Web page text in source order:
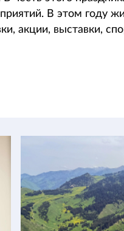
В этом году
акции, выставки,